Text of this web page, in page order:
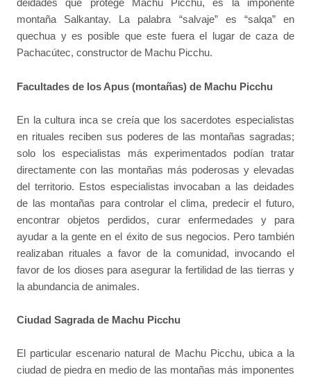
deidades que protege Machu Picchu, es la imponente
montaña Salkantay. La palabra “salvaje” es “salqa” en
quechua y es posible que este fuera el lugar de caza de
Pachacútec, constructor de Machu Picchu.
Facultades de los Apus (montañas) de Machu Picchu
En la cultura inca se creía que los sacerdotes especialistas
en rituales reciben sus poderes de las montañas sagradas;
solo los especialistas más experimentados podían tratar
directamente con las montañas más poderosas y elevadas
del territorio. Estos especialistas invocaban a las deidades
de las montañas para controlar el clima, predecir el futuro,
encontrar objetos perdidos, curar enfermedades y para
ayudar a la gente en el éxito de sus negocios. Pero también
realizaban rituales a favor de la comunidad, invocando el
favor de los dioses para asegurar la fertilidad de las tierras y
la abundancia de animales.
Ciudad Sagrada de Machu Picchu
El particular escenario natural de Machu Picchu, ubica a la
ciudad de piedra en medio de las montañas más imponentes